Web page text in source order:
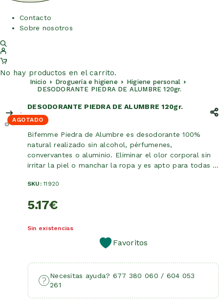
Contacto
Sobre nosotros
No hay productos en el carrito.
Inicio Droguería e higiene
Higiene personal
DESODORANTE PIEDRA DE ALUMBRE 120gr.
AGOTADO
DESODORANTE PIEDRA DE ALUMBRE 120gr.
Bifemme Piedra de Alumbre es desodorante 100%
natural realizado sin alcohol, pérfumenes,
convervantes o aluminio. Eliminar el olor corporal sin
irritar la piel o manchar la ropa y es apto para todas …
SKU:11920
5.17€
Sin existencias
Favoritos
Necesitas ayuda? 677 380 060 / 604 053
261